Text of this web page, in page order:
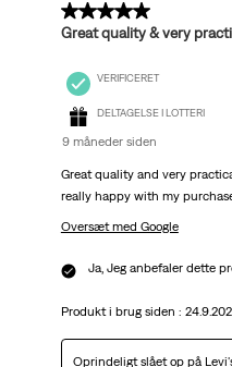
5 ud af 5 stjerner.
Great quality & very
VERIFICERET
DELTAGELSE I LOTTERI
9 måneder siden
Great quality and very
really happy with my
Oversæt med Google
Ja, Jeg anbefaler dette
Produkt i brug siden :
Oprindeligt slået op på